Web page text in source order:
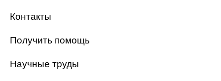
Контакты
Получить помощь
Научные труды